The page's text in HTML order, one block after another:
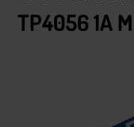
TP4056 1A